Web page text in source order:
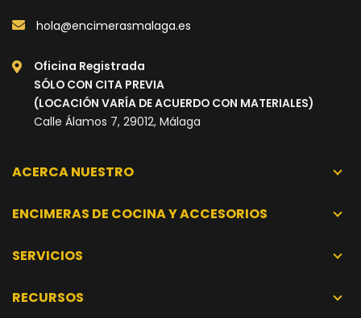
hola@encimerasmalaga.es
Oficina Registrada
SÓLO CON CITA PREVIA
(LOCACIÓN VARÍA DE ACUERDO CON MATERIALES)
Calle Álamos 7, 29012, Málaga
ACERCA NUESTRO
ENCIMERAS DE COCINA Y ACCESORIOS
SERVICIOS
RECURSOS